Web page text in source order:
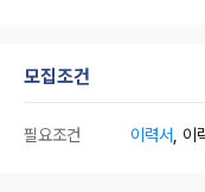
모집조건
필요조건 이력서 , 이